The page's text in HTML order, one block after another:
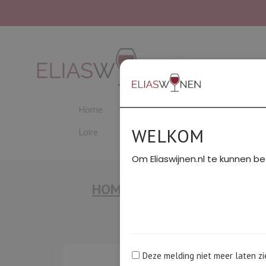
Home Beaujolais Bordeaux
Loire
PROEVERIJEN
HOME
Exclusief
WELKOM
Om Eliaswijnen.nl te kunnen
Deze melding niet meer laten